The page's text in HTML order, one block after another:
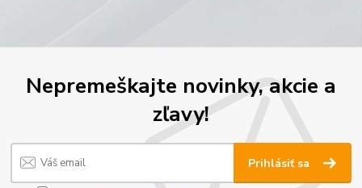
Nepremeškajte novinky, akcie a
zľavy!
Prihlásiť sa